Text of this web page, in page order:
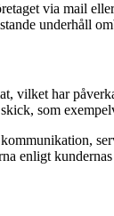
via mail
underhåll
vilket har
som
enligt